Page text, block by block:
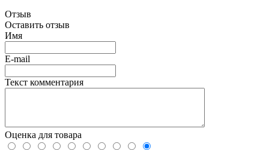
Отзыв
Оставить отзыв
Имя
E-mail
Текст комментария
Оценка для товара